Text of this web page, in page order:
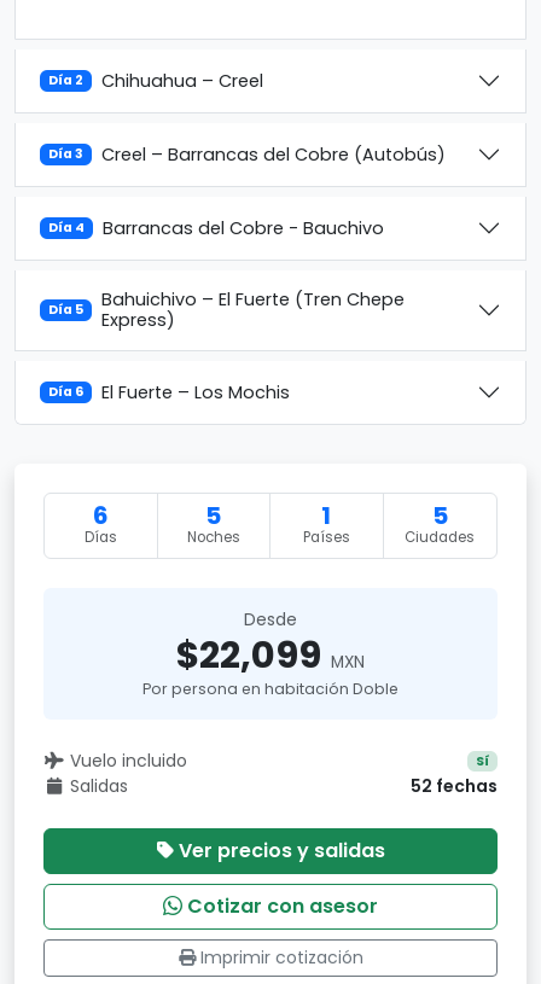
Día 2 Chihuahua – Creel
Día 3 Creel – Barrancas del Cobre (Autobús)
Día 4 Barrancas del Cobre - Bauchivo
Día 5
Bahuichivo – El Fuerte (Tren Chepe
Express)
Día 6 El Fuerte – Los Mochis
6
Días
5
Noches
1
Países
5
Ciudades
Desde
$22,099 MXN
Por persona en habitación Doble
Vuelo incluido Sí
Salidas 52 fechas
Ver precios y salidas
Cotizar con asesor
Imprimir cotización